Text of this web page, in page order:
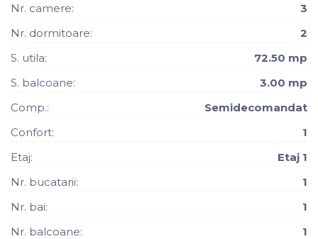
Nr. camere:
3
Nr. dormitoare:
2
S. utila:
72.50 mp
S. balcoane:
3.00 mp
Comp.:
Semidecomandat
Confort:
1
Etaj:
Etaj 1
Nr. bucatarii:
1
Nr. bai:
1
Nr. balcoane:
1